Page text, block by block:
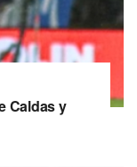
Caldas y